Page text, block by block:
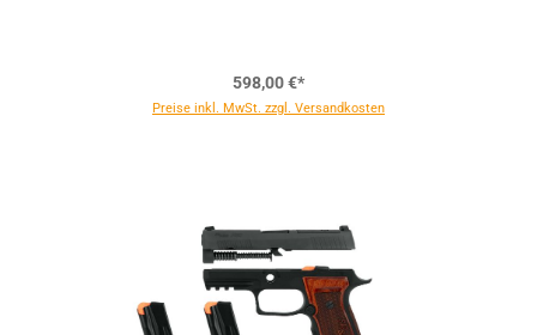
598,00 €*
Preise inkl. MwSt. zzgl. Versandkosten